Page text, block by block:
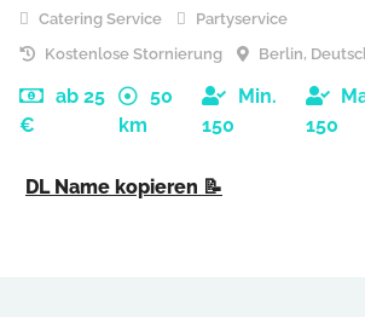
Catering Service
Partyservice
Kostenlose Stornierung
Berlin,
ab 25
€
50
km
Min.
150
150
DL Name kopieren 📝